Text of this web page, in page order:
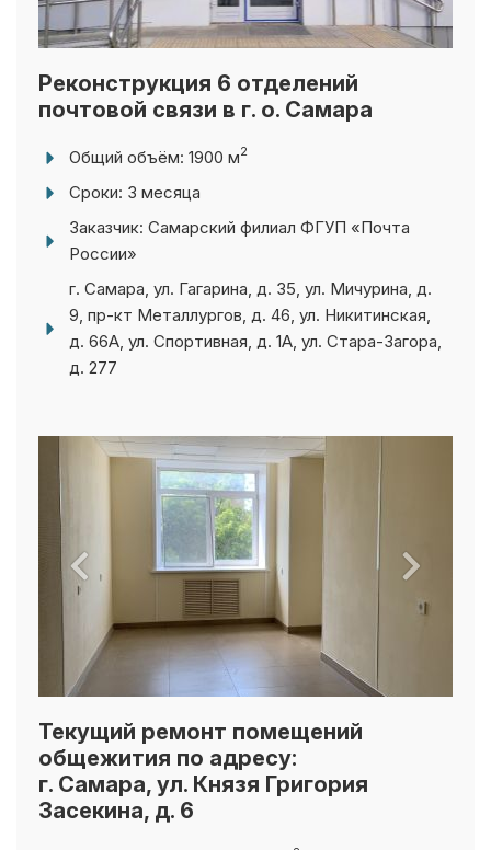
почтовой связи в г. о. Самара
Сроки: 3 месяца
Заказчик: Самарский филиал ФГУП «Почта
России»
г. Самара, ул. Гагарина, д. 35, ул. Мичурина, д.
9, пр-кт Металлургов, д. 46, ул. Никитинская,
д. 66А, ул. Спортивная, д. 1А, ул. Стара-Загора,
д. 277
общежития по адресу:
г. Самара, ул. Князя Григория
Засекина, д. 6